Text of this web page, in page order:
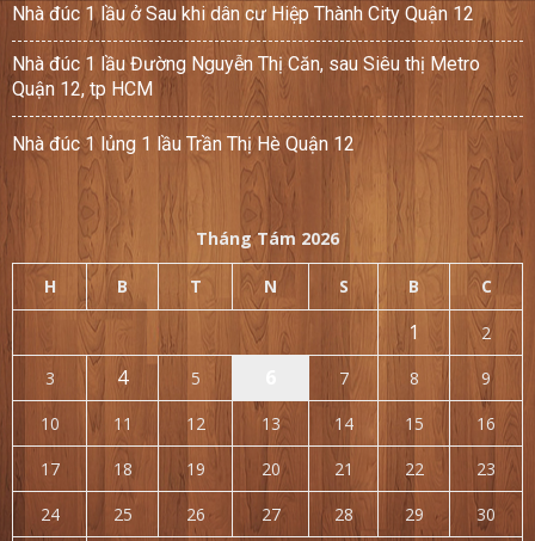
Nhà đúc 1 lầu ở Sau khi dân cư Hiệp Thành City Quận 12
Nhà đúc 1 lầu Đường Nguyễn Thị Căn, sau Siêu thị Metro
Quận 12, tp HCM
Nhà đúc 1 lủng 1 lầu Trần Thị Hè Quận 12
Tháng Tám 2026
H B T N S B C
1
2
3
4 5 7 8
9
10
11 12 13 14 15
16
17
18 19 20 21 22
23
24
25 26 27 28 29
30